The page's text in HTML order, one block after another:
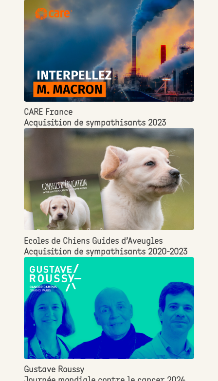
CARE France
Acquisition de sympathisants 2023
Ecoles de Chiens Guides d’Aveugles
Acquisition de sympathisants 2020-2023
Gustave Roussy